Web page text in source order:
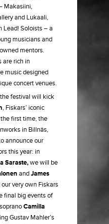
Makasiini,
and Lukaali,
Lead! Soloists – a
musicians and
mentors.
are rich in
music designed
concert venues.
festival will kick
, Fiskars’ iconic
first time, the
in Billnäs,
announce our
this year: in
Saraste,we will be
andJames
very own Fiskars
final big events of
Camilla
Gustav Mahler’s